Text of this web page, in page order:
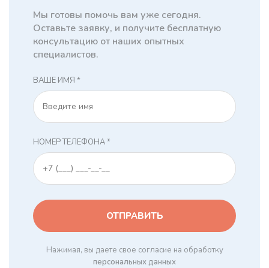
Мы готовы помочь вам уже сегодня.
Оставьте заявку, и получите бесплатную
консультацию от наших опытных
специалистов.
ВАШЕ ИМЯ *
НОМЕР ТЕЛЕФОНА *
Нажимая, вы даете свое согласие на обработку
персональных данных